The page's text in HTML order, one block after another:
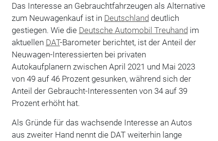
Das Interesse an Gebrauchtfahrzeugen als Alternative
zum Neuwagenkauf ist in Deutschland deutlich
gestiegen. Wie die Deutsche Automobil Treuhand im
aktuellen DAT-Barometer berichtet, ist der Anteil der
Neuwagen-Interessierten bei privaten
Autokaufplanern zwischen April 2021 und Mai 2023
von 49 auf 46 Prozent gesunken, während sich der
Anteil der Gebraucht-Interessenten von 34 auf 39
Prozent erhöht hat.
Als Gründe für das wachsende Interesse an Autos
aus zweiter Hand nennt die DAT weiterhin lange